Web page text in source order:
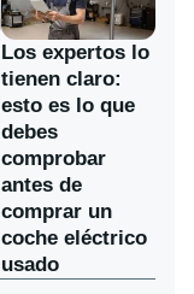
Los expertos lo
tienen claro:
esto es lo que
debes
comprobar
antes de
comprar un
coche eléctrico
usado